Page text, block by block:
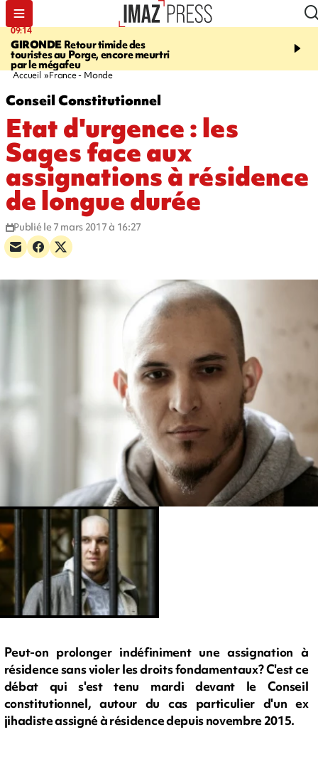
09:14
GIRONDE Retour timide des
touristes au Porge, encore meurtri
par le mégafeu
13:09
Des
font cinq morts en
Accueil France - Monde
Conseil Constitutionnel
Etat d'urgence : les
Sages face aux
assignations à résidence
de longue durée
Publié le 7 mars 2017 à 16:27
Peut-on prolonger indéfiniment une assignation à
résidence sans violer les droits fondamentaux? C'est ce
débat qui s'est tenu mardi devant le Conseil
constitutionnel, autour du cas particulier d'un ex
jihadiste assigné à résidence depuis novembre 2015.